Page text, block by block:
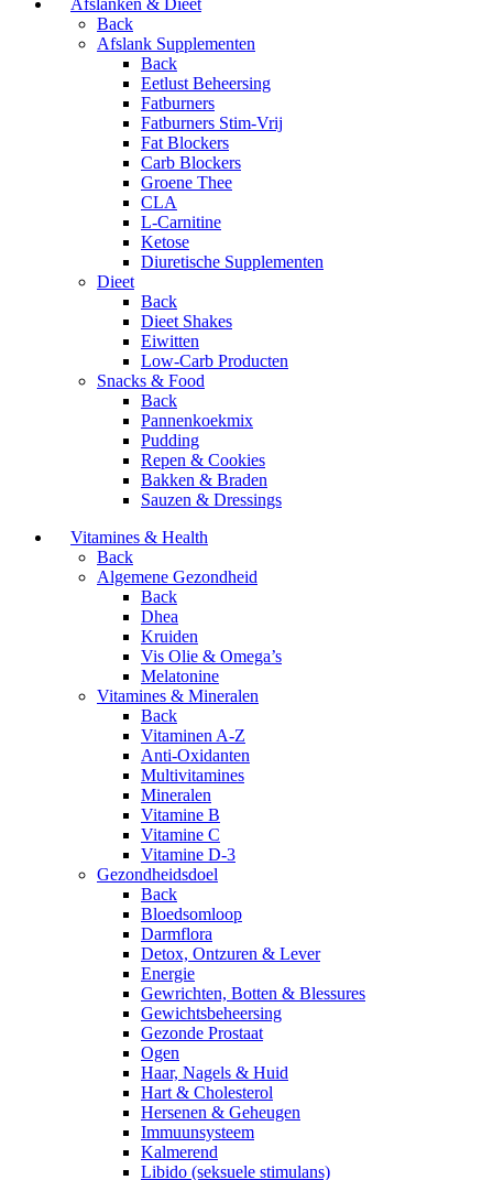
Back
Afslank Supplementen
Back
Eetlust Beheersing
Fatburners
Fatburners Stim-Vrij
Fat Blockers
Carb Blockers
Groene Thee
CLA
L-Carnitine
Ketose
Diuretische Supplementen
Dieet
Back
Dieet Shakes
Eiwitten
Low-Carb Producten
Snacks & Food
Back
Pannenkoekmix
Pudding
Repen & Cookies
Bakken & Braden
Sauzen & Dressings
Vitamines & Health
Back
Algemene Gezondheid
Back
Dhea
Kruiden
Vis Olie & Omega’s
Melatonine
Vitamines & Mineralen
Back
Vitaminen A-Z
Anti-Oxidanten
Multivitamines
Mineralen
Vitamine B
Vitamine C
Vitamine D-3
Gezondheidsdoel
Back
Bloedsomloop
Darmflora
Detox, Ontzuren & Lever
Energie
Gewrichten, Botten & Blessures
Gewichtsbeheersing
Gezonde Prostaat
Ogen
Haar, Nagels & Huid
Hart & Cholesterol
Hersenen & Geheugen
Immuunsysteem
Kalmerend
Libido (seksuele stimulans)